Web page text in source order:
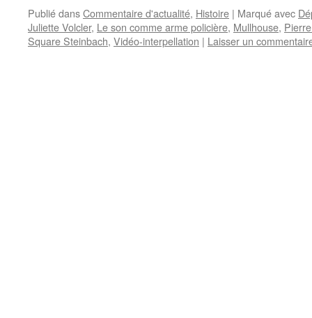
Publié dansCommentaire d'actualité, Histoire | Marqué avec
Juliette Volcler, Le son comme arme policière, Mullhouse,
Square Steinbach, Vidéo-interpellation | Laisser un